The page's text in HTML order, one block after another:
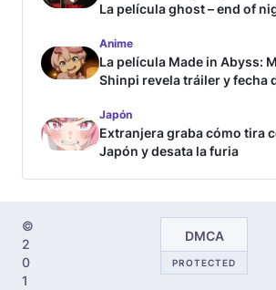
La película ghost – end of
Anime
La película Made in Abyss:
Shinpi revela tráiler y fecha
Japón
Extranjera graba cómo tira
Japón y desata la furia
©
2
0
1
DMCA
PROTECTED